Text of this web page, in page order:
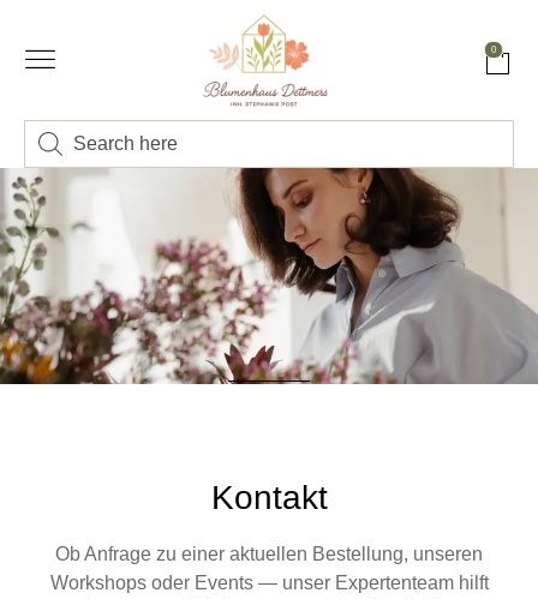
0
Kontakt
Ob Anfrage zu einer aktuellen Bestellung, unseren
Workshops oder Events — unser Expertenteam hilft